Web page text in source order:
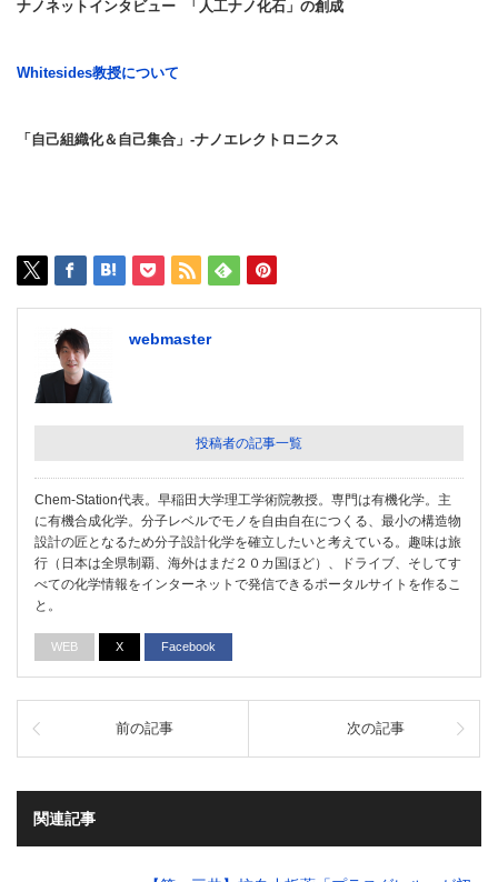
ナノネットインタビュー 「人工ナノ化石」の創成
Whitesides教授について
「自己組織化＆自己集合」-ナノエレクトロニクス
webmaster
投稿者の記事一覧
Chem-Station代表。早稲田大学理工学術院教授。専門は有機化学。主
に有機合成化学。分子レベルでモノを自由自在につくる、最小の構造物
設計の匠となるため分子設計化学を確立したいと考えている。趣味は旅
行（日本は全県制覇、海外はまだ２０カ国ほど）、ドライブ、そしてす
べての化学情報をインターネットで発信できるポータルサイトを作るこ
と。
WEB X Facebook
前の記事 次の記事
関連記事